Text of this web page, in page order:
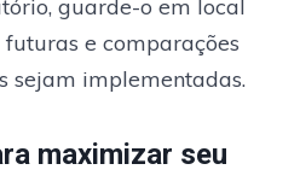
guarde-o em local
e comparações
sejam implementadas.
maximizar seu